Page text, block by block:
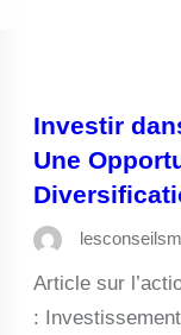
Investir
Une
Article sur
: